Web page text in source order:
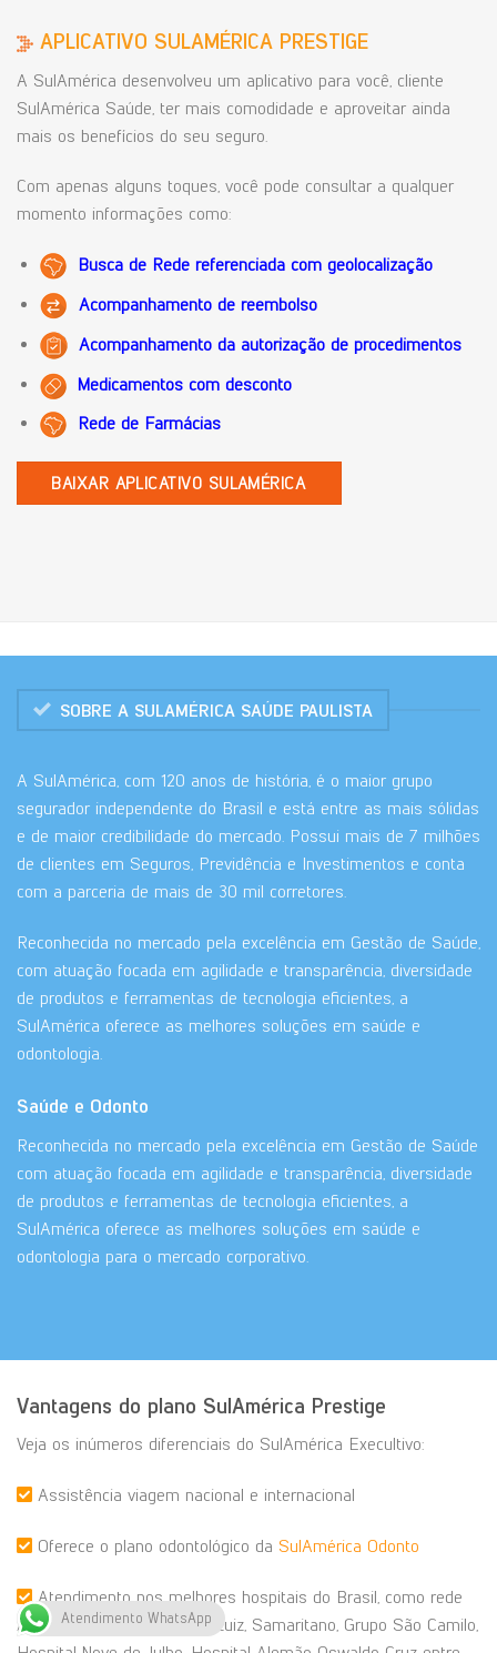
APLICATIVO SULAMÉRICA PRESTIGE
A SulAmérica desenvolveu um aplicativo para você, cliente
SulAmérica Saúde, ter mais comodidade e aproveitar ainda
mais os benefícios do seu seguro.
Com apenas alguns toques, você pode consultar a qualquer
momento informações como:
Busca de Rede referenciada com geolocalização
Acompanhamento de reembolso
Acompanhamento da autorização de procedimentos
Medicamentos com desconto
Rede de Farmácias
BAIXAR APLICATIVO SULAMÉRICA
SOBRE A SULAMÉRICA SAÚDE PAULISTA
A SulAmérica, com 120 anos de história, é o maior grupo
segurador independente do Brasil e está entre as mais sólidas
e de maior credibilidade do mercado. Possui mais de 7 milhões
de clientes em Seguros, Previdência e Investimentos e conta
com a parceria de mais de 30 mil corretores.
Reconhecida no mercado pela excelência em Gestão de Saúde,
com atuação focada em agilidade e transparência, diversidade
de produtos e ferramentas de tecnologia eficientes, a
SulAmérica oferece as melhores soluções em saúde e
odontologia.
Saúde e Odonto
Reconhecida no mercado pela excelência em Gestão de Saúde
com atuação focada em agilidade e transparência, diversidade
de produtos e ferramentas de tecnologia eficientes, a
SulAmérica oferece as melhores soluções em saúde e
odontologia para o mercado corporativo.
Vantagens do plano SulAmérica Prestige
Veja os inúmeros diferenciais do SulAmérica Execultivo:
Assistência viagem nacional e internacional
Oferece o plano odontológico da SulAmérica Odonto
Atendimento nos melhores hospitais do Brasil, como rede
Albert Einstein, Grupo São Luiz, Samaritano, Grupo São Camilo,
Atendimento WhatsApp